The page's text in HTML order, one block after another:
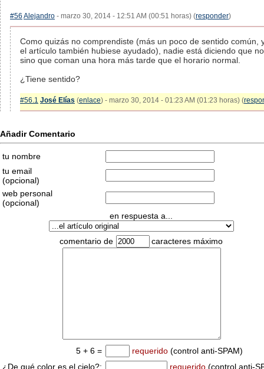
#56 Alejandro - marzo 30, 2014 - 12:51 AM (00:51 horas) (responder)
Como quizás no comprendiste (más un poco de sentido común,
el artículo también hubiese ayudado), nadie está diciendo que
sino que coman una hora más tarde que el horario normal.
¿Tiene sentido?
#56.1 José Elías (enlace) - marzo 30, 2014 - 01:23 AM (01:23 horas) (
Añadir Comentario
tu nombre
tu email
(opcional)
web personal
(opcional)
en respuesta a...
comentario de caracteres máximo
5 + 6 = requerido (control anti-SPAM)
¿De qué color es el cielo?:
requerido (control anti-